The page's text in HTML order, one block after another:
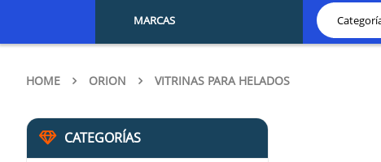
MARCAS
HOME ORION VITRINAS PARA HELADOS
CATEGORÍAS